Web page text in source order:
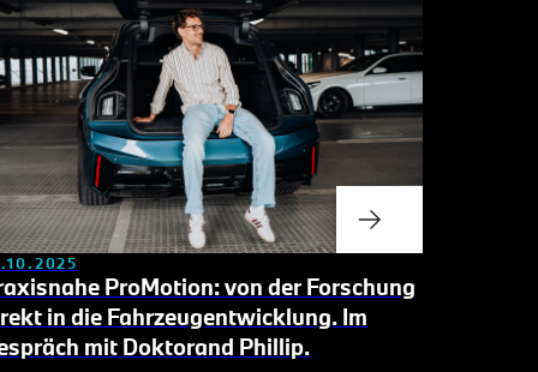
ProMotion: von der Forschung
in die Fahrzeugentwicklung. Im
mit Doktorand Phillip.